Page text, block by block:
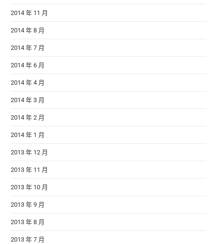
2014 年 11 月
2014 年 8 月
2014 年 7 月
2014 年 6 月
2014 年 4 月
2014 年 3 月
2014 年 2 月
2014 年 1 月
2013 年 12 月
2013 年 11 月
2013 年 10 月
2013 年 9 月
2013 年 8 月
2013 年 7 月